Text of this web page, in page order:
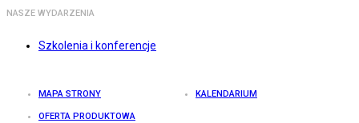
NASZE WYDARZENIA
Szkolenia i konferencje
MAPA STRONY KALENDARIUM
OFERTA PRODUKTOWA